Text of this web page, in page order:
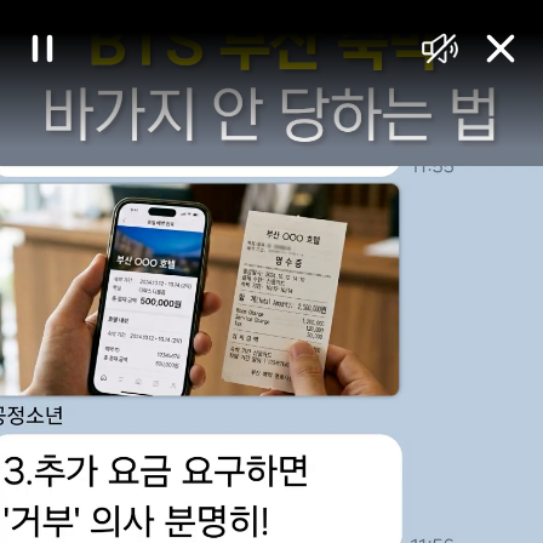
대
한
민
국
정
책
브
리
핑
일
시
정
지
음
소
거
닫
기